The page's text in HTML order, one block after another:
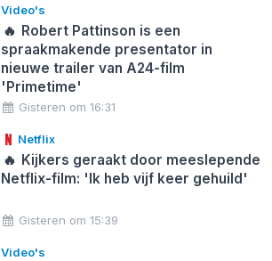
Video's
🔥 Robert Pattinson is een
spraakmakende presentator in
nieuwe trailer van A24-film
'Primetime'
Gisteren om 16:31
Netflix
🔥 Kijkers geraakt door meeslepende
Netflix-film: 'Ik heb vijf keer gehuild'
Gisteren om 15:39
Video's